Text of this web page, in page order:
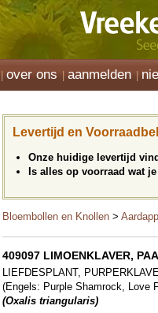
over ons aanmelden
Levertijd en
Onze huidige levertijd
Is alles op voorraad wat
Bloembollen en Knollen >
409097 LIMOENKLAVER,
LIEFDESPLANT,
(Engels: Purple Shamrock, Love
(Oxalis triangularis)